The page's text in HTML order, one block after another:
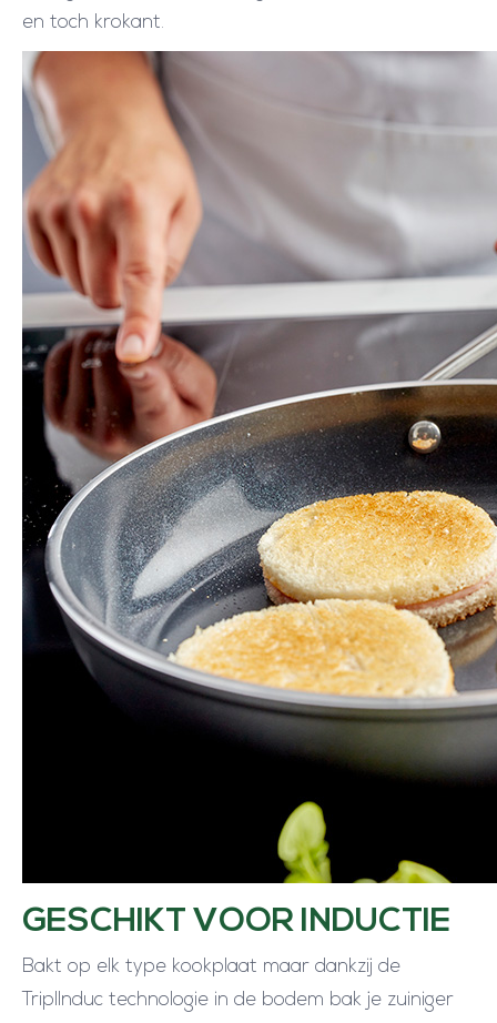
en toch krokant.
GESCHIKT VOOR INDUCTIE
Bakt op elk type kookplaat maar dankzij de
TriplInduc technologie in de bodem bak je zuiniger